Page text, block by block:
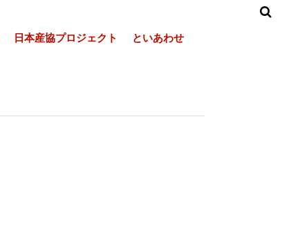
日本産協プロジェクト といあわせ